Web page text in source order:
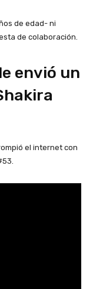
de edad- ni
de colaboración.
envió un
el internet con